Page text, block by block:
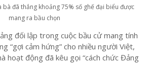
bà đã thắng khoảng 75% số ghế đại biểu được
mang ra bầu chọn
đối lập trong cuộc bầu cử mang tính
“gợi cảm hứng” cho nhiều người Việt,
hoạt động đã kêu gọi “cách chức Đảng